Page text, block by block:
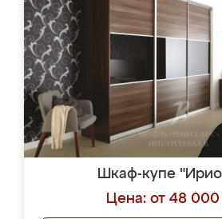
Шкаф-купе
Цена: от 48 000